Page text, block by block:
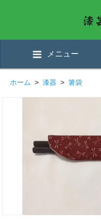
メニュー
ホーム > 漆器 > 箸袋